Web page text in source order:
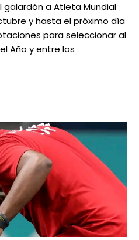
a Atleta Mundial
y hasta el próximo día
para seleccionar al
Año y entre los